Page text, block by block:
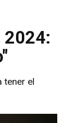
2024:
tener el